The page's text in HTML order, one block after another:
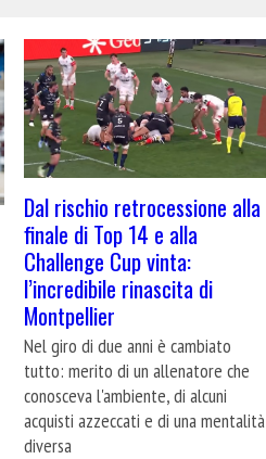
Dal rischio retrocessione alla
finale di Top 14 e alla
Challenge Cup vinta:
l’incredibile rinascita di
Montpellier
Nel giro di due anni è cambiato
tutto: merito di un allenatore che
conosceva l'ambiente, di alcuni
acquisti azzeccati e di una mentalità
diversa